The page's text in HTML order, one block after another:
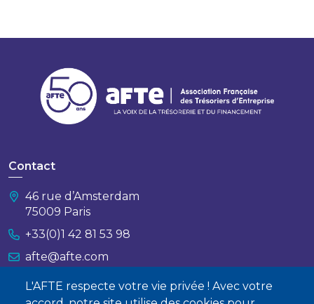
L'AFTE respecte votre vie privée ! Avec votre
Contact
46 rue d’Amsterdam
75009 Paris
+33(0)1 42 81 53 98
afte@afte.com
Nous contacter